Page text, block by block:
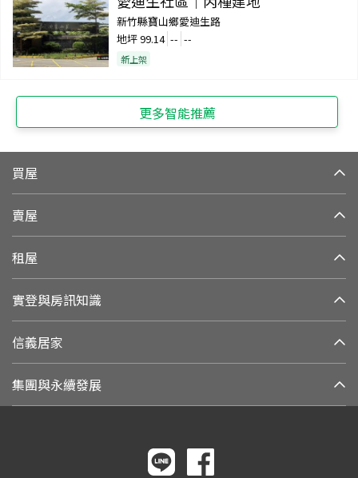
新竹縣寶山鄉愛迪生路
地坪99.14 -- --
新上架
更多智能推薦
買屋
賣屋
租屋
實登與房訊知識
信義居家
集團與永續發展